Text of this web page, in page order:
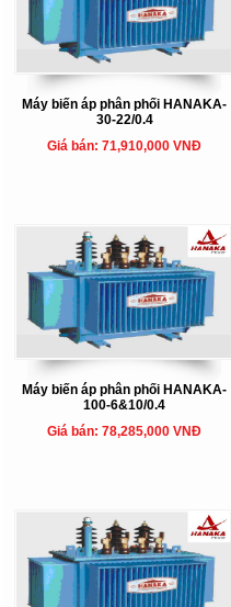
Máy biến áp phân phối HANAKA-
30-22/0.4
Giá bán: 71,910,000 VNĐ
Máy biến áp phân phối HANAKA-
100-6&10/0.4
Giá bán: 78,285,000 VNĐ